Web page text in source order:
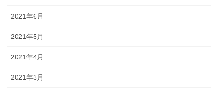
2021年6月
2021年5月
2021年4月
2021年3月